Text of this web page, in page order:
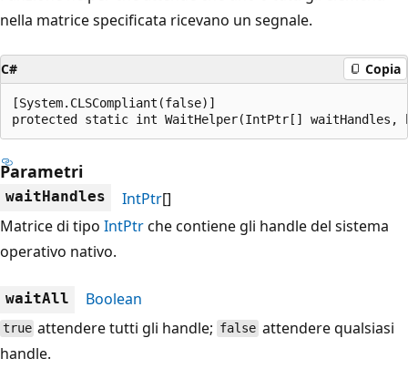
nella matrice specificata ricevano un segnale.
C# Copia
[System.CLSCompliant(false)]
protected static int WaitHelper(IntPtr[]
Parametri
waitHandles IntPtr[]
Matrice di tipo IntPtrche contiene gli handle del sistema
operativo nativo.
waitAll Boolean
true attendere tutti gli handle; falseattendere qualsiasi
handle.